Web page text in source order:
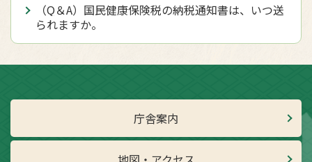
（Q＆A）国民健康保険税の納税通知書は、いつ送
られますか。
庁舎案内